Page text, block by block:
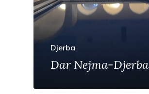
Djerba
Dar Nejma-Djerba